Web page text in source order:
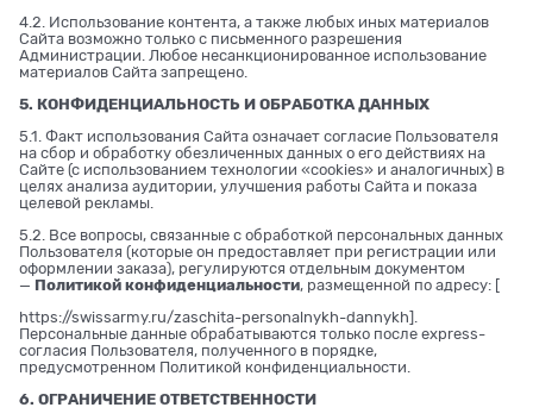
4.2. Использование контента, а также любых иных материалов
Сайта возможно только с письменного разрешения
Администрации. Любое несанкционированное использование
материалов Сайта запрещено.
5. КОНФИДЕНЦИАЛЬНОСТЬ И ОБРАБОТКА ДАННЫХ
5.1. Факт использования Сайта означает согласие Пользователя
на сбор и обработку обезличенных данных о его действиях на
Сайте (с использованием технологии «cookies» и аналогичных) в
целях анализа аудитории, улучшения работы Сайта и показа
целевой рекламы.
5.2. Все вопросы, связанные с обработкой персональных данных
Пользователя (которые он предоставляет при регистрации или
оформлении заказа), регулируются отдельным документом
— Политикой конфиденциальности, размещенной по адресу: [
https://swissarmy.ru/zaschita-personalnykh-dannykh].
Персональные данные обрабатываются только после express-
согласия Пользователя, полученного в порядке,
предусмотренном Политикой конфиденциальности.
6. ОГРАНИЧЕНИЕ ОТВЕТСТВЕННОСТИ